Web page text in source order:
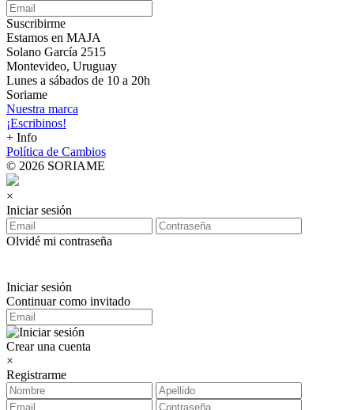
Suscribirme
Estamos en MAJA
Solano García 2515
Montevideo, Uruguay
Lunes a sábados de 10 a 20h
Soriame
Nuestra marca
¡Escribinos!
+ Info
Política de Cambios
© 2026 SORIAME
×
Iniciar sesión
Olvidé mi contraseña
Iniciar sesión
Continuar como invitado
Crear una cuenta
×
Registrarme